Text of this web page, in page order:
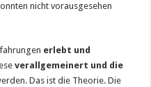
nicht vorausgesehen
erlebt und
verallgemeinert und die
Das ist die Theorie. Die